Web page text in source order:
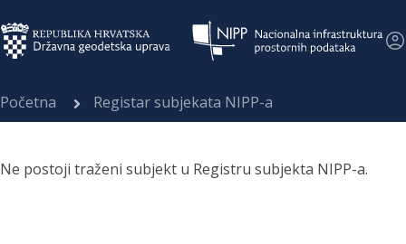
Početna Registar subjekata NIPP-a
Ne postoji traženi subjekt u Registru subjekta NIPP-a.